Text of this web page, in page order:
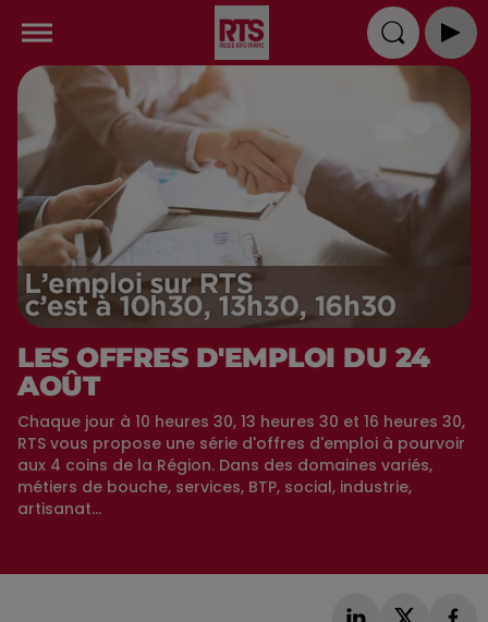
LES OFFRES D'EMPLOI DU 24
AOÛT
Chaque jour à 10 heures 30, 13 heures 30 et 16 heures 30,
RTS vous propose une série d'offres d'emploi à pourvoir
aux 4 coins de la Région. Dans des domaines variés,
métiers de bouche, services, BTP, social, industrie,
artisanat...